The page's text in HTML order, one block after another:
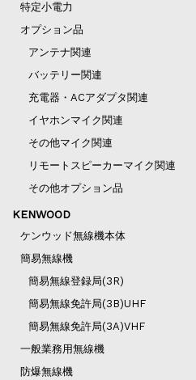
特定小電力
オプション品
アンテナ関連
バッテリー関連
充電器・ACアダプタ関連
イヤホンマイク関連
その他マイク関連
リモートスピーカーマイク関連
その他オプション品
KENWOOD
ケンウッド無線機本体
簡易無線機
簡易無線登録局(3R)
簡易無線免許局(3B)UHF
簡易無線免許局(3A)VHF
一般業務用無線機
防爆無線機